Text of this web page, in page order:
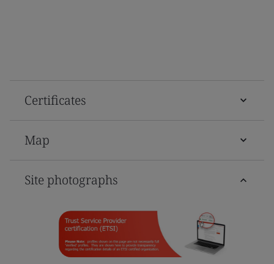
Certificates
Map
Site photographs